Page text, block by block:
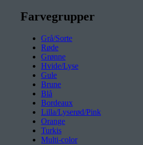
Farvegrupper
Grå/Sorte
Røde
Grønne
Hvide/Lyse
Gule
Brune
Blå
Bordeaux
Lilla/Lyserød/Pink
Orange
Turkis
Multi-color